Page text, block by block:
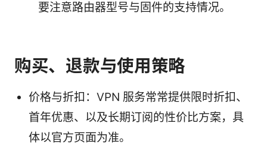
要注意路由器型号与固件的支持情况。
购买、退款与使用策略
价格与折扣：VPN 服务常常提供限时折扣、
首年优惠、以及长期订阅的性价比方案，具
体以官方页面为准。